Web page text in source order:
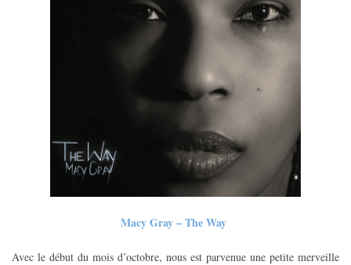
Macy Gray – The Way
Avec le début du mois d’octobre, nous est parvenue une petite merveille